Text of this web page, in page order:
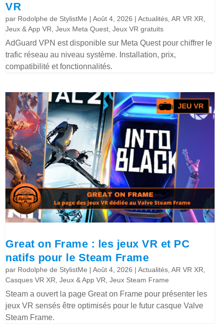
VR
par Rodolphe de StylistMe |Août 4, 2026 |Actualités,AR VR XR,
Jeux & App VR,Jeux Meta Quest,Jeux VR gratuits
AdGuard VPN est disponible sur Meta Quest pour chiffrer le
trafic réseau au niveau système. Installation, prix,
compatibilité et fonctionnalités.
Great on Frame : les jeux VR et PC
natifs pour le Steam Frame
par Rodolphe de StylistMe |Août 4, 2026 |Actualités,AR VR XR,
Casques VR XR,Jeux & App VR,Jeux Steam Frame
Steam a ouvert la page Great on Frame pour présenter les
jeux VR sensés être optimisés pour le futur casque Valve
Steam Frame.